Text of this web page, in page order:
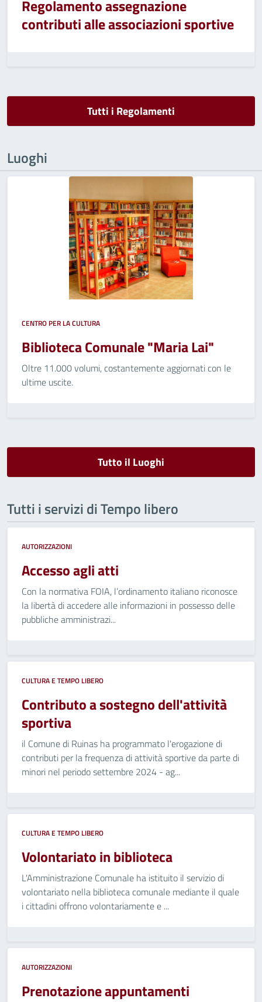
Regolamento assegnazione
contributi alle associazioni sportive
Tutti i Regolamenti
Luoghi
CENTRO PER LA CULTURA
Biblioteca Comunale "Maria Lai"
Oltre 11.000 volumi, costantemente aggiornati con le
ultime uscite.
Tutto il Luoghi
Tutti i servizi di Tempo libero
AUTORIZZAZIONI
Accesso agli atti
Con la normativa FOIA, l’ordinamento italiano riconosce
la libertà di accedere alle informazioni in possesso delle
pubbliche amministrazi...
CULTURA E TEMPO LIBERO
Contributo a sostegno dell'attività
sportiva
il Comune di Ruinas ha programmato l'erogazione di
contributi per la frequenza di attività sportive da parte di
minori nel periodo settembre 2024 - ag...
CULTURA E TEMPO LIBERO
Volontariato in biblioteca
L'Amministrazione Comunale ha istituito il servizio di
volontariato nella biblioteca comunale mediante il quale
i cittadini offrono volontariamente e ...
AUTORIZZAZIONI
Prenotazione appuntamenti